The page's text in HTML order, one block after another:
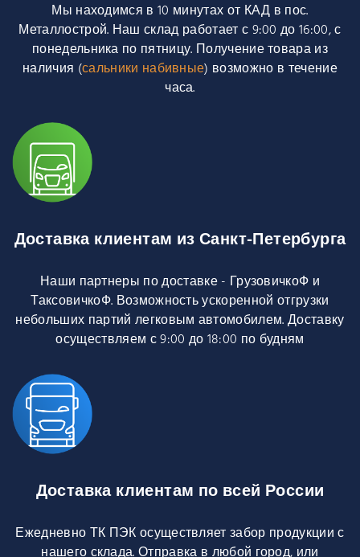
Мы находимся в 10 минутах от КАД в пос.
Металлострой. Наш склад работает с 9:00 до 16:00, с
понедельника по пятницу. Получение товара из
наличия (сальники набивные) возможно в течение
часа.
Доставка клиентам из Санкт-Петербурга
Наши партнеры по доставке - ГрузовичкоФ и
ТаксовичкоФ. Возможность ускоренной отгрузки
небольших партий легковым автомобилем. Доставку
осуществляем с 9:00 до 18:00 по будням
Доставка клиентам по всей России
Ежедневно ТК ПЭК осуществляет забор продукции с